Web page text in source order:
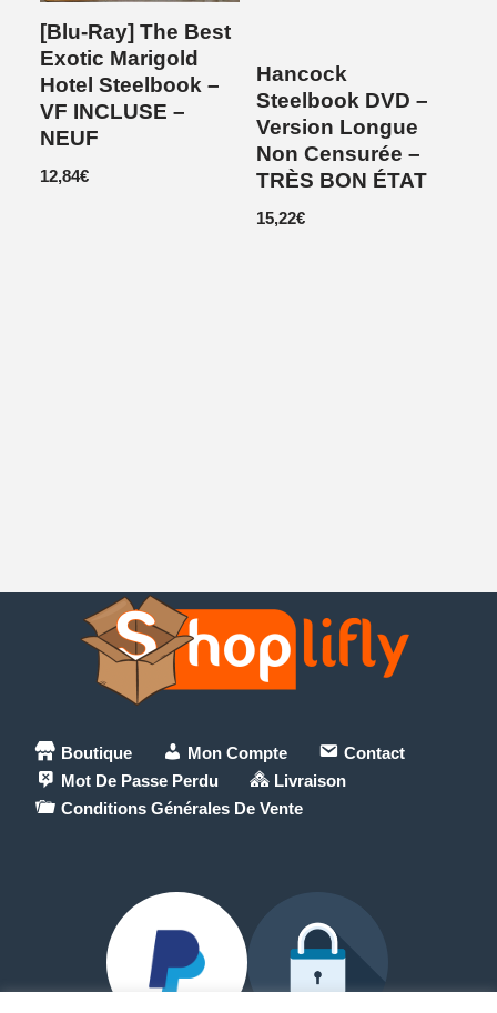
[Blu-Ray] The Best
Exotic Marigold
Hotel Steelbook –
VF INCLUSE –
NEUF
12,84€
Hancock
Steelbook DVD –
Version Longue
Non Censurée –
TRÈS BON ÉTAT
15,22€
Boutique Mon Compte
Contact
Mot De Passe Perdu
Livraison
Conditions Générales De Vente